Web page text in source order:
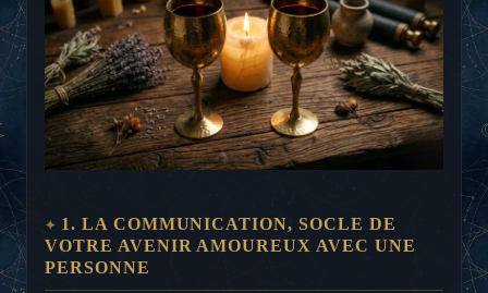
1. LA COMMUNICATION, SOCLE DE
VOTRE AVENIR AMOUREUX AVEC UNE
PERSONNE